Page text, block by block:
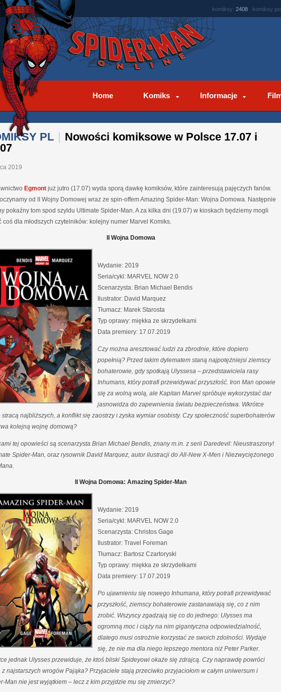
komiksy: 2408 komiksy
Home Komiks Informacje
PL | Nowości komiksowe w Polsce 17.07 i
2019
Egmont już jutro (17.07) wyda sporą dawkę komiksów, które zainteresują pajęczych fanów.
od II Wojny Domowej wraz ze spin-offem Amazing Spider-Man: Wojna Domowa. Następnie
pokaźny tom spod szyldu Ultimate Spider-Man. A za kilka dni (19.07) w kioskach będziemy mogli
coś dla młodszych czytelników: kolejny numer Marvel Komiks.
II Wojna Domowa
Wydanie: 2019
Seria/cykl: MARVEL NOW 2.0
Scenarzysta: Brian Michael Bendis
Ilustrator: David Marquez
Tłumacz: Marek Starosta
Typ oprawy: miękka ze skrzydełkami
Data premiery: 17.07.2019
Czy można aresztować ludzi za zbrodnie, które dopiero
popełnią? Przed takim dylematem staną najpotężniejsi ziemscy
bohaterowie, gdy spotkają Ulyssesa – przedstawiciela rasy
Inhumans, który potrafi przewidywać przyszłość. Iron Man opowie
się za wolną wolą, ale Kapitan Marvel spróbuje wykorzystać dar
jasnowidza do zapewnienia światu bezpieczeństwa. Wkrótce
stracą najbliższych, a konflikt się zaostrzy i zyska wymiar osobisty. Czy społeczność superbohaterów
kolejną wojnę domową?
tej opowieści są scenarzysta Brian Michael Bendis, znany m.in. z serii Daredevil: Nieustraszony!
Spider-Man, oraz rysownik David Marquez, autor ilustracji do All-New X-Men i Niezwyciężonego
II Wojna Domowa: Amazing Spider-Man
Wydanie: 2019
Seria/cykl: MARVEL NOW 2.0
Scenarzysta: Christos Gage
Ilustrator: Travel Foreman
Tłumacz: Bartosz Czartoryski
Typ oprawy: miękka ze skrzydełkami
Data premiery: 17.07.2019
Po ujawnieniu się nowego Inhumana, który potrafi przewidywać
przyszłość, ziemscy bohaterowie zastanawiają się, co z nim
zrobić. Wszyscy zgadzają się co do jednego: Ulysses ma
ogromną moc i ciąży na nim gigantyczna odpowiedzialność,
dlatego musi ostrożnie korzystać ze swoich zdolności. Wydaje
się, że nie ma dla niego lepszego mentora niż Peter Parker.
jednak Ulysses przewiduje, że ktoś bliski Spideyowi okaże się zdrajcą. Czy naprawdę powróci
z najstarszych wrogów Pająka? Przyjaciele stają przeciwko przyjaciołom w całym uniwersum i
Man nie jest wyjątkiem – lecz z kim przyjdzie mu się zmierzyć?